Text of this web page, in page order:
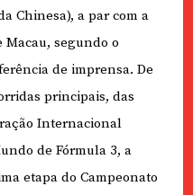
Chinesa), a par com a
Macau, segundo o
de imprensa. De
principais, das
Internacional
de Fórmula 3, a
etapa do Campeonato